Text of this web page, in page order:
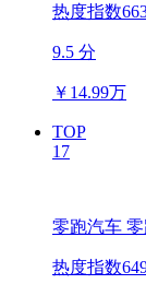
热度指数
9.5 分
￥ 14.99万
TOP
17
零跑汽车 零
热度指数